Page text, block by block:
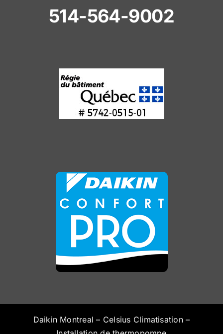
514-564-9002
Daikin Montreal – Celsius Climatisation –